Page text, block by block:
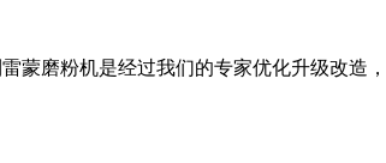
蒙磨粉机是经过我们的专家优化升级改造